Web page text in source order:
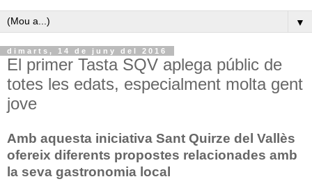
▼
dimarts, 14 de juny del 2016
El primer Tasta SQV aplega públic de
totes les edats, especialment molta gent
jove
Amb aquesta iniciativa Sant Quirze del Vallès
ofereix diferents propostes relacionades amb
la seva gastronomia local